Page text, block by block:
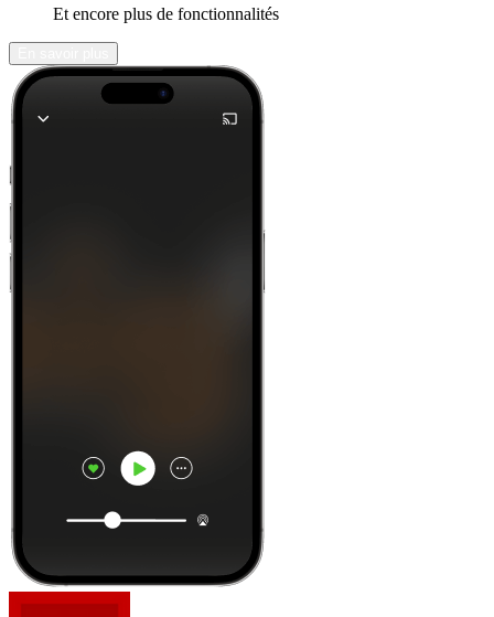
Et encore plus de fonctionnalités